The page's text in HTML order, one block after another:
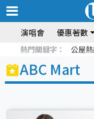
演唱會 優惠著數
熱門關鍵字： 公屋
ABC Mart